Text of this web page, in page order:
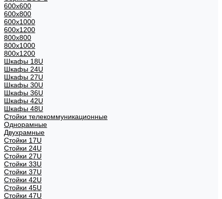
600x600
600x800
600х1000
600х1200
800x800
800х1000
800х1200
Шкафы 18U
Шкафы 24U
Шкафы 27U
Шкафы 30U
Шкафы 36U
Шкафы 42U
Шкафы 48U
Стойки телекоммуникационные
Однорамные
Двухрамные
Стойки 17U
Стойки 24U
Стойки 27U
Стойки 33U
Стойки 37U
Стойки 42U
Стойки 45U
Стойки 47U